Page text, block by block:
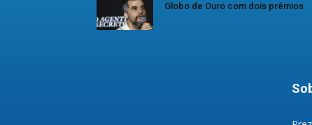
Globo de Ouro com dois prêmios